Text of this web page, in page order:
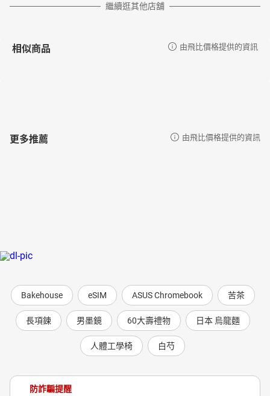
繼續逛其他店舖
相似商品 由飛比價格提供的資訊
更多推薦 由飛比價格提供的資訊
Bakehouse eSIM ASUS Chromebook 苦茶
長項鍊 男墨鏡 60大壽禮物 日本 烏龍麵
人體工學椅 白芍
防詐騙提醒